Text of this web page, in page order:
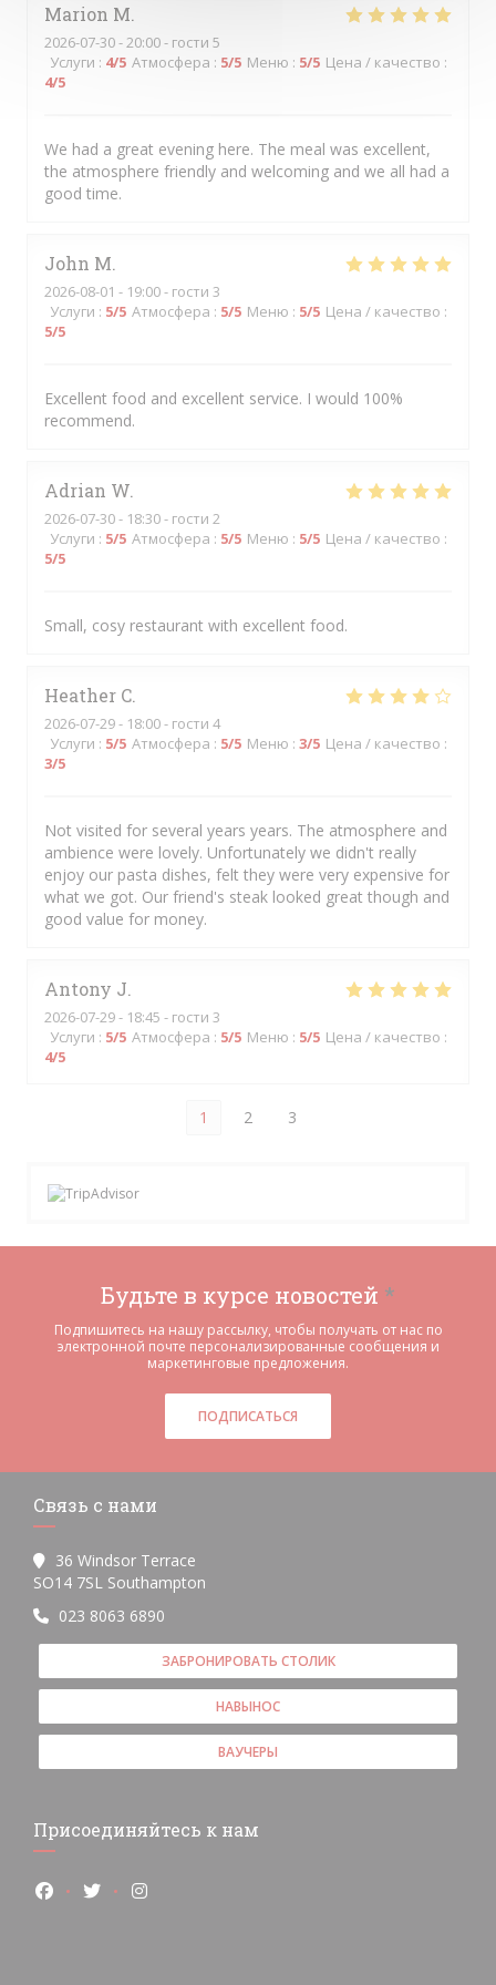
Marion M
2026-07-30- 20:00 - гости 5
Услуги : 4/5 Атмосфера : 5/5 Меню : 5/5 Цена / качество :
4/5
We had a great evening here. The meal was excellent,
the atmosphere friendly and welcoming and we all had a
good time.
John M
2026-08-01 - 19:00 - гости 3
Услуги : 5/5 Атмосфера : 5/5 Меню : 5/5 Цена / качество :
5/5
Excellent food and excellent service. I would 100%
recommend.
Adrian W
2026-07-30- 18:30 - гости 2
Услуги : 5/5 Атмосфера : 5/5 Меню : 5/5 Цена / качество :
5/5
Small, cosy restaurant with excellent food.
Heather C
2026-07-29- 18:00 - гости 4
Услуги : 5/5 Атмосфера : 5/5 Меню : 3/5 Цена / качество :
3/5
Not visited for several years years. The atmosphere and
ambience were lovely. Unfortunately we didn't really
enjoy our pasta dishes, felt they were very expensive for
what we got. Our friend's steak looked great though and
good value for money.
Antony J
2026-07-29- 18:45 - гости 3
Услуги : 5/5 Атмосфера : 5/5 Меню : 5/5 Цена / качество :
4/5
1 2 3
Будьте в курсе новостей *
Подпишитесь на нашу рассылку, чтобы получать от нас по
электронной почте персонализированные сообщения и
маркетинговые предложения.
ПОДПИСАТЬСЯ
Связь с нами
36 Windsor Terrace
SO14 7SL Southampton
023 8063 6890
ЗАБРОНИРОВАТЬ СТОЛИК
НАВЫНОС
ВАУЧЕРЫ
Присоединяйтесь к нам
Facebook ((открывается в новом окне))
Twitter ((открывается в новом окне))
Instagram ((открывается в новом окне))